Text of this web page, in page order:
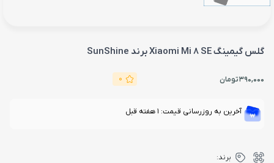
گلس گیمینگ Xiaomi Mi 8 SE برند SunShine
390,000تومان 0
آخرین به روزرسانی قیمت: 1 هفته قبل
برند: